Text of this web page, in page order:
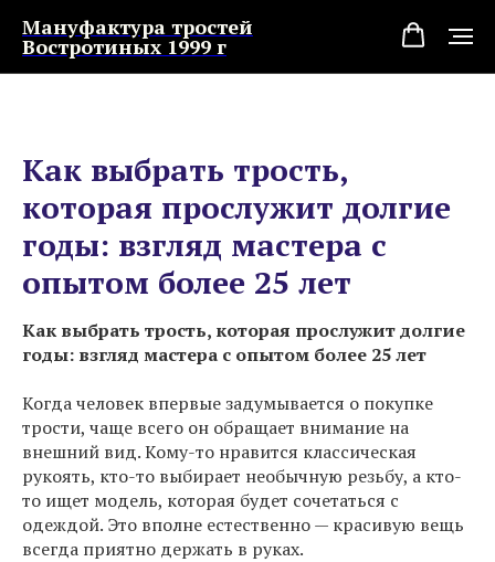
Мануфактура тростей
Востротиных 1999 г
Как выбрать трость,
которая прослужит долгие
годы: взгляд мастера с
опытом более 25 лет
Как выбрать трость, которая прослужит долгие
годы: взгляд мастера с опытом более 25 лет
Когда человек впервые задумывается о покупке
трости, чаще всего он обращает внимание на
внешний вид. Кому-то нравится классическая
рукоять, кто-то выбирает необычную резьбу, а кто-
то ищет модель, которая будет сочетаться с
одеждой. Это вполне естественно — красивую вещь
всегда приятно держать в руках.